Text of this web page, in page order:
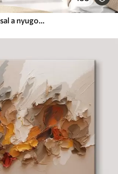
Tájkép festmény egy vitorlással a nyugodt tengeren, narancssárga és sárga égbolt, távoli hegyek